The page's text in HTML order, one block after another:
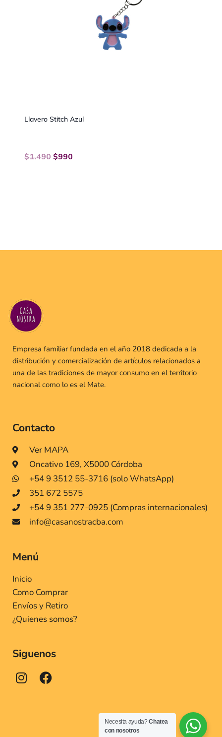
Llavero Stitch Azul
$1.490 $990
Empresa familiar fundada en el año 2018 dedicada a la
distribución y comercialización de artículos relacionados a
una de las tradiciones de mayor consumo en el territorio
nacional como lo es el Mate.
Contacto
Ver MAPA
Oncativo 169, X5000 Córdoba
+54 9 3512 55-3716 (solo WhatsApp)
351 672 5575
+54 9 351 277-0925 (Compras internacionales)
info@casanostracba.com
Menú
Inicio
Como Comprar
Envíos y Retiro
¿Quienes somos?
Siguenos
Necesita ayuda?Chatea
con nosotros